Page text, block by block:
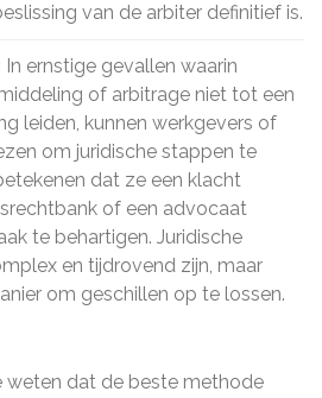
van de arbiter definitief is.
ernstige gevallen waarin
of arbitrage niet tot een
leiden, kunnen werkgevers of
om juridische stappen te
dat ze een klacht
of een advocaat
te behartigen. Juridische
en tijdrovend zijn, maar
om geschillen op te lossen.
weten dat de beste methode